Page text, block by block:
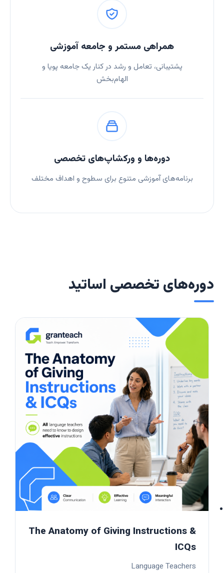
همراهی مستمر و جامعه آموزشی
پشتیبانی، تعامل و رشد در کنار یک جامعه پویا و
الهام‌بخش
دوره‌ها و ورکشاپ‌های تخصصی
برنامه‌های آموزشی متنوع برای سطوح و اهداف مختلف
دوره‌های تخصصی اساتید
The Anatomy of Giving Instructions &
ICQs
Language Teachers